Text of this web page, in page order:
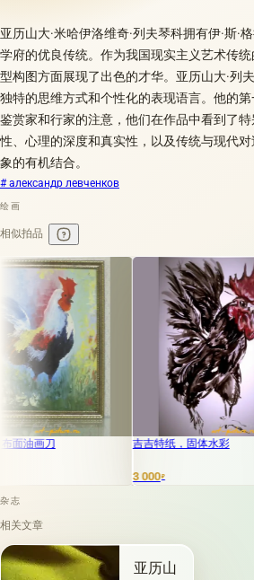
亚历山大·米哈伊洛维奇·列夫琴科拥有伊·斯·
学府的优良传统。作为我国现实主义艺术传
型构图方面展现了出色的才华。亚历山大·列
独特的思维方式和个性化的表现语言。他的
鉴赏家和行家的注意，他们在作品中看到了
性、心理的深度和真实性，以及传统与现代
象的有机结合。
# александр левченков
绘画
相似拍品
画刀 吉吉特纸，固体水彩
₽
杂志
相关文章
亚历山